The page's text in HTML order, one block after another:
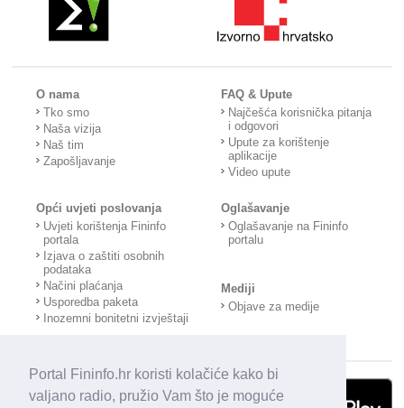
Portal Fininfo.hr koristi kolačiće kako bi
valjano radio, pružio Vam što je moguće
O nama
Tko smo
Naša vizija
Naš tim
Zapošljavanje
FAQ & Upute
Najčešća korisnička pitanja
i odgovori
Upute za korištenje
aplikacije
Video upute
Opći uvjeti poslovanja
Uvjeti korištenja Fininfo
portala
Izjava o zaštiti osobnih
podataka
Načini plaćanja
Usporedba paketa
Inozemni bonitetni izvještaji
Oglašavanje
Oglašavanje na Fininfo
portalu
Mediji
Objave za medije